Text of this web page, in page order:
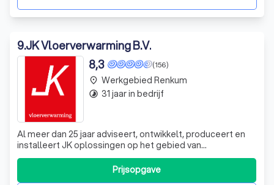
9.JK Vloerverwarming B.V.
(156)
8,3
Al meer dan 25 jaar adviseert, ontwikkelt, produceert en
installeert JK oplossingen op het gebied van
afgiftesystemen met lage temperatuur verwarming en
hoge temperatuur comfortkoeling. Vanuit onze vestiging
in Ede werken we door heel Nederland met
Prijsopgave
place Werkgebied Renkum
timelapse 31 jaar in bedrijf